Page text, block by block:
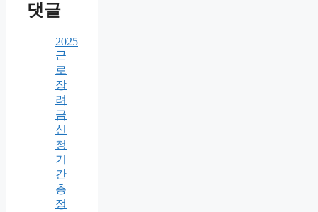
댓글
2025
근
로
장
려
금
신
청
기
간
총
정